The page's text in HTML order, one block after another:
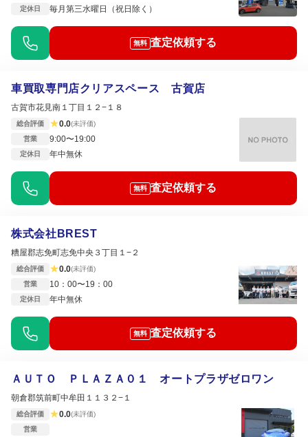
定休日 毎月第三水曜日（祝日除く）
無料 査定依頼する
車買取専門店クリアスペース 古賀店
古賀市花見南１丁目１２−１８
総合評価 ★0.0(未評価)
営業
9:00〜19:00
定休日 年中無休
無料 査定依頼する
株式会社BREST
糟屋郡志免町志免中央３丁目１−２
総合評価 ★0.0(未評価)
営業
10：00〜19：00
定休日 年中無休
無料 査定依頼する
ＡＵＴＯ ＰＬＡＺＡ０１ オートプラザゼロワン
朝倉郡筑前町中牟田１１３２−１
総合評価 ★0.0(未評価)
営業